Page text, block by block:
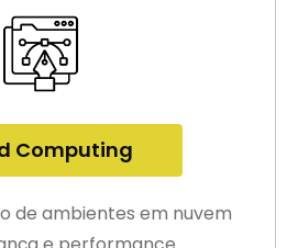
Computing
de ambientes em nuvem